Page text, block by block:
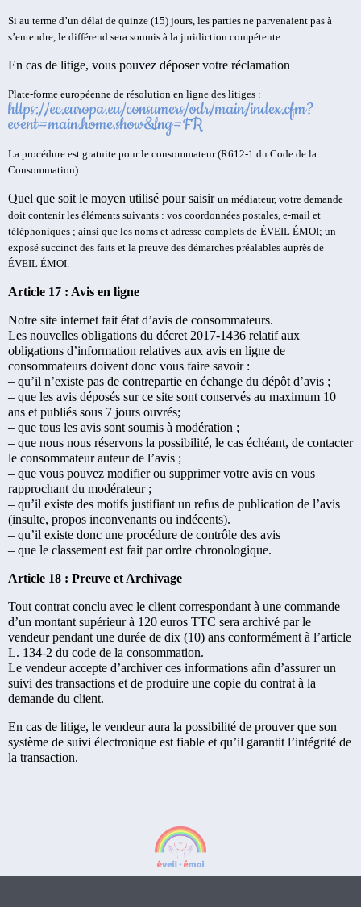
Si au terme d’un délai de quinze (15) jours, les parties ne parvenaient pas à
s’entendre, le différend sera soumis à la juridiction compétente.
En cas de litige, vous pouvez déposer votre réclamation
Plate-forme européenne de résolution en ligne des litiges :
https://ec.europa.eu/consumers/odr/main/index.cfm?
event=main.home.show&lng=FR
La procédure est gratuite pour le consommateur (R612-1 du Code de la
Consommation).
Quel que soit le moyen utilisé pour saisir un médiateur, votre demande
doit contenir les éléments suivants : vos coordonnées postales, e-mail et
téléphoniques ; ainsi que les noms et adresse complets de ÉVEIL ÉMOI; un
exposé succinct des faits et la preuve des démarches préalables auprès de
ÉVEIL ÉMOI.
Article 17 : Avis en ligne
Notre site internet fait état d’avis de consommateurs.
Les nouvelles obligations du décret 2017-1436 relatif aux
obligations d’information relatives aux avis en ligne de
consommateurs doivent donc vous faire savoir :
– qu’il n’existe pas de contrepartie en échange du dépôt d’avis ;
– que les avis déposés sur ce site sont conservés au maximum 10
ans et publiés sous 7 jours ouvrés;
– que tous les avis sont soumis à modération ;
– que nous nous réservons la possibilité, le cas échéant, de contacter
le consommateur auteur de l’avis ;
– que vous pouvez modifier ou supprimer votre avis en vous
rapprochant du modérateur ;
– qu’il existe des motifs justifiant un refus de publication de l’avis
(insulte, propos inconvenants ou indécents).
– qu’il existe donc une procédure de contrôle des avis
– que le classement est fait par ordre chronologique.
Article 18 : Preuve et Archivage
Tout contrat conclu avec le client correspondant à une commande
d’un montant supérieur à 120 euros TTC sera archivé par le
vendeur pendant une durée de dix (10) ans conformément à l’article
L. 134-2 du code de la consommation.
Le vendeur accepte d’archiver ces informations afin d’assurer un
suivi des transactions et de produire une copie du contrat à la
demande du client.
En cas de litige, le vendeur aura la possibilité de prouver que son
système de suivi électronique est fiable et qu’il garantit l’intégrité de
la transaction.